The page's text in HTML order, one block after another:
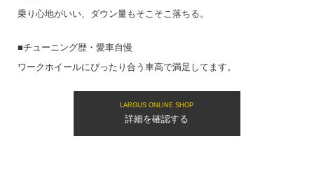
乗り心地がいい、ダウン量もそこそこ落ちる。
■チューニング歴・愛車自慢
ワークホイールにぴったり合う車高で満足してます。
LARGUS ONLINE SHOP
詳細を確認する